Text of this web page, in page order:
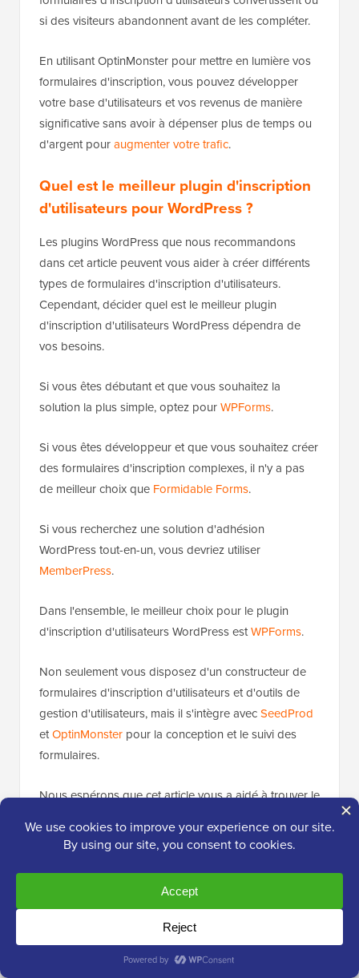
si des visiteurs abandonnent avant de les compléter.
En utilisant OptinMonster pour mettre en lumière vos
formulaires d'inscription, vous pouvez développer
votre base d'utilisateurs et vos revenus de manière
significative sans avoir à dépenser plus de temps ou
d'argent pouraugmenter votre trafic.
Quel est le meilleur plugin d'inscription
d'utilisateurs pour WordPress ?
Les plugins WordPress que nous recommandons
dans cet article peuvent vous aider à créer différents
types de formulaires d'inscription d'utilisateurs.
Cependant, décider quel est le meilleur plugin
d'inscription d'utilisateurs WordPress dépendra de
vos besoins.
Si vous êtes débutant et que vous souhaitez la
solution la plus simple, optez pourWPForms.
Si vous êtes développeur et que vous souhaitez créer
des formulaires d'inscription complexes, il n'y a pas
de meilleur choix que Formidable Forms.
Si vous recherchez une solution d'adhésion
WordPress tout-en-un, vous devriez utiliser
MemberPress.
Dans l'ensemble, le meilleur choix pour le plugin
d'inscription d'utilisateurs WordPress estWPForms.
Non seulement vous disposez d'un constructeur de
formulaires d'inscription d'utilisateurs et d'outils de
gestion d'utilisateurs, mais il s'intègre avecSeedProd
etOptinMonster pour la conception et le suivi des
formulaires.
Nous espérons que cet article vous a aidé à trouver le
pour WordPress. Vous voudrez peut-être aussi
CAPTCHA à vos formulaires d'inscription WordPress,
plugins indispensables pour les sites
professionnels WordPress
Si vous avez aimé cet article, abonnez-vous à